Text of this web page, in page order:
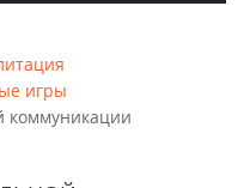
игры
коммуникации